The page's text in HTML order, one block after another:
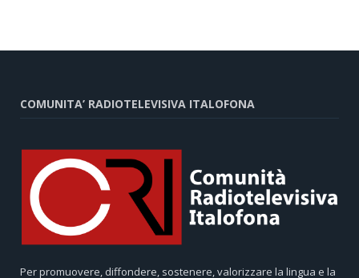
COMUNITA’ RADIOTELEVISIVA ITALOFONA
Per promuovere, diffondere, sostenere, valorizzare la lingua e la